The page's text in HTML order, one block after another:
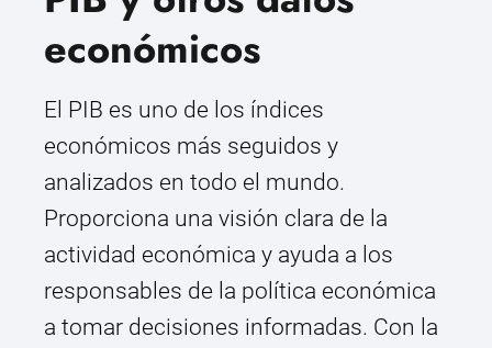
económicos
El PIB es uno de los índices
económicos más seguidos y
analizados en todo el mundo.
Proporciona una visión clara de la
actividad económica y ayuda a los
responsables de la política económica
a tomar decisiones informadas. Con la